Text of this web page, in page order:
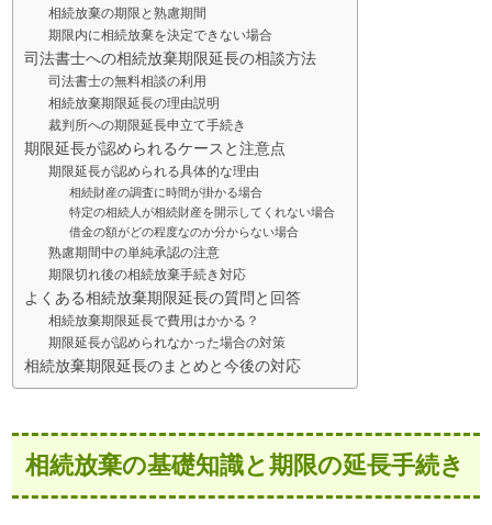
相続放棄の期限と熟慮期間
期限内に相続放棄を決定できない場合
司法書士への相続放棄期限延長の相談方法
司法書士の無料相談の利用
相続放棄期限延長の理由説明
裁判所への期限延長申立て手続き
期限延長が認められるケースと注意点
期限延長が認められる具体的な理由
相続財産の調査に時間が掛かる場合
特定の相続人が相続財産を開示してくれない場合
借金の額がどの程度なのか分からない場合
熟慮期間中の単純承認の注意
期限切れ後の相続放棄手続き対応
よくある相続放棄期限延長の質問と回答
相続放棄期限延長で費用はかかる？
期限延長が認められなかった場合の対策
相続放棄期限延長のまとめと今後の対応
相続放棄の基礎知識と期限の延長手続き